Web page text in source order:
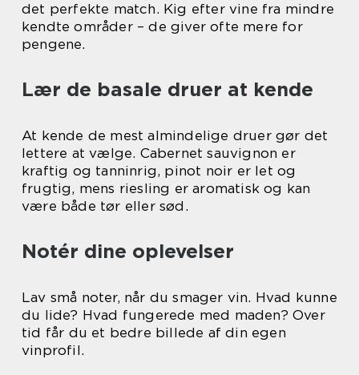
det perfekte match. Kig efter vine fra mindre
kendte områder – de giver ofte mere for
pengene.
Lær de basale druer at kende
At kende de mest almindelige druer gør det
lettere at vælge. Cabernet sauvignon er
kraftig og tanninrig, pinot noir er let og
frugtig, mens riesling er aromatisk og kan
være både tør eller sød.
Notér dine oplevelser
Lav små noter, når du smager vin. Hvad kunne
du lide? Hvad fungerede med maden? Over
tid får du et bedre billede af din egen
vinprofil.